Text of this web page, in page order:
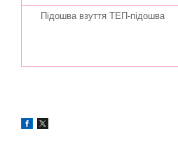
Підошва взуття ТЕП-підошва